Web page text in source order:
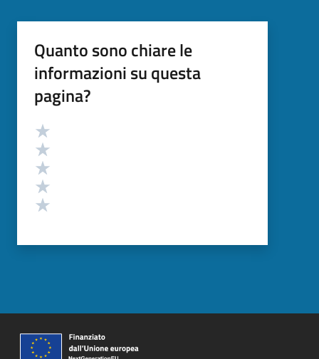
Quanto sono chiare le
informazioni su questa
pagina?
Valutazione